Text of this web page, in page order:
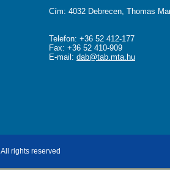
Cím: 4032 Debrecen, Thomas
Telefon: +36 52 412-177
Fax: +36 52 410-909
E-mail: dab@tab.mta.hu
All rights reserved